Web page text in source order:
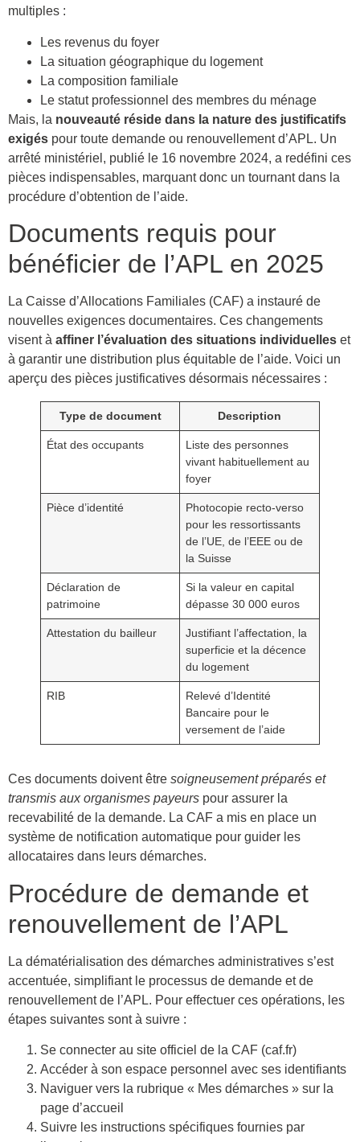
multiples :
Les revenus du foyer
La situation géographique du logement
La composition familiale
Le statut professionnel des membres du ménage
Mais, la nouveauté réside dans la nature des justificatifs
exigés pour toute demande ou renouvellement d’APL. Un
arrêté ministériel, publié le 16 novembre 2024, a redéfini ces
pièces indispensables, marquant donc un tournant dans la
procédure d’obtention de l’aide.
Documents requis pour
bénéficier de l’APL en 2025
La Caisse d’Allocations Familiales (CAF) a instauré de
nouvelles exigences documentaires. Ces changements
visent à affiner l’évaluation des situations individuelles et
à garantir une distribution plus équitable de l’aide. Voici un
aperçu des pièces justificatives désormais nécessaires :
Type de document Description
État des occupants
Liste des personnes
vivant habituellement au
foyer
Pièce d’identité
Photocopie recto-verso
pour les ressortissants
de l’UE, de l’EEE ou de
la Suisse
Déclaration de
patrimoine
Si la valeur en capital
dépasse 30 000 euros
Attestation du bailleur
Justifiant l’affectation, la
superficie et la décence
du logement
RIB
Relevé d’Identité
Bancaire pour le
versement de l’aide
Ces documents doivent être soigneusement préparés et
transmis aux organismes payeurs pour assurer la
recevabilité de la demande. La CAF a mis en place un
système de notification automatique pour guider les
allocataires dans leurs démarches.
Procédure de demande et
renouvellement de l’APL
La dématérialisation des démarches administratives s’est
accentuée, simplifiant le processus de demande et de
renouvellement de l’APL. Pour effectuer ces opérations, les
étapes suivantes sont à suivre :
Se connecter au site officiel de la CAF (caf.fr)
Accéder à son espace personnel avec ses identifiants
Naviguer vers la rubrique « Mes démarches » sur la
page d’accueil
Suivre les instructions spécifiques fournies par